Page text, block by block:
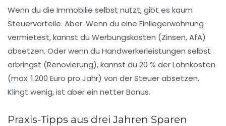
Wenn du die Immobilie selbst nutzt, gibt es kaum
Steuervorteile. Aber: Wenn du eine Einliegerwohnung
vermietest, kannst du Werbungskosten (Zinsen, AfA)
absetzen. Oder wenn du Handwerkerleistungen selbst
erbringst (Renovierung), kannst du 20 % der Lohnkosten
(max. 1.200 Euro pro Jahr) von der Steuer absetzen.
Klingt wenig, ist aber ein netter Bonus.
Praxis-Tipps aus drei Jahren Sparen